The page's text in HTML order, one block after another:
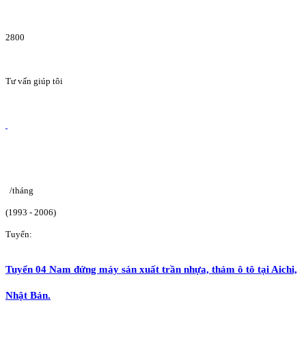
2800
Tư vấn giúp tôi
/tháng
(1993 - 2006)
Tuyển:
Tuyển 04 Nam đứng máy sản xuất trần nhựa, thảm ô tô tại Aichi,
Nhật Bản.